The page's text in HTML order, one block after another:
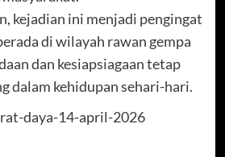
kejadian ini menjadi pengingat
di wilayah rawan gempa
dan kesiapsiagaan tetap
dalam kehidupan sehari-hari.
daya-14-april-2026